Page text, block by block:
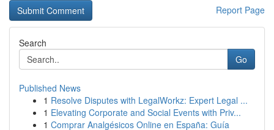
Report Page
Search
Go
Published News
1 Resolve Disputes with LegalWorkz: Expert Legal ...
1 Elevating Corporate and Social Events with Priv...
1 Comprar Analgésicos Online en España: Guía